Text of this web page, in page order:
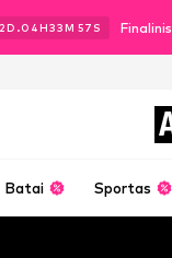
D.04H33M 55 S
Batai Sportas